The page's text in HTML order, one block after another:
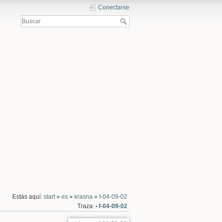
Conectarse
Estás aquí: start» es» krasna » f-04-09-02
Traza: • f-04-09-02